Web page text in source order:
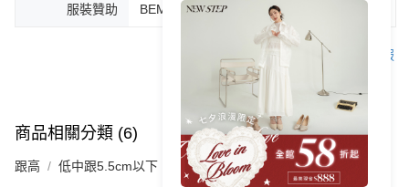
服裝贊助 BEMOOD(bemood.pse.is/DAINA)
客服
商品相關分類 (6) 查看全部
跟高 低中跟5.5cm以下